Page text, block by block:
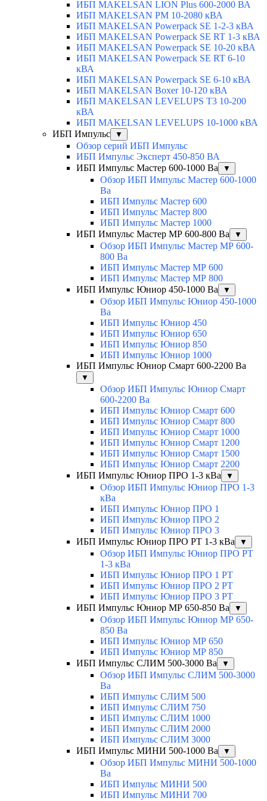
ИБП MAKELSAN LION Plus 600-2000 ВА
ИБП MAKELSAN PM 10-2080 кВА
ИБП MAKELSAN Powerpack SE 1-2-3 кВА
ИБП MAKELSAN Powerpack SE RT 1-3 кВА
ИБП MAKELSAN Powerpack SE 10-20 кВА
ИБП MAKELSAN Powerpack SE RT 6-10
кВА
ИБП MAKELSAN Powerpack SE 6-10 кВА
ИБП MAKELSAN Boxer 10-120 кВА
ИБП MAKELSAN LEVELUPS T3 10-200
кВА
ИБП MAKELSAN LEVELUPS 10-1000 кВА
ИБП Импульс
▼
Обзор серий ИБП Импульс
ИБП Импульс Эксперт 450-850 ВА
ИБП Импульс Мастер 600-1000 Ва
▼
Обзор ИБП Импульс Мастер 600-1000
Ва
ИБП Импульс Мастер 600
ИБП Импульс Мастер 800
ИБП Импульс Мастер 1000
ИБП Импульс Мастер МР 600-800 Ва
▼
Обзор ИБП Импульс Мастер МР 600-
800 Ва
ИБП Импульс Мастер МР 600
ИБП Импульс Мастер МР 800
ИБП Импульс Юниор 450-1000 Ва
▼
Обзор ИБП Импульс Юниор 450-1000
Ва
ИБП Импульс Юниор 450
ИБП Импульс Юниор 650
ИБП Импульс Юниор 850
ИБП Импульс Юниор 1000
ИБП Импульс Юниор Смарт 600-2200 Ва
▼
Обзор ИБП Импульс Юниор Смарт
600-2200 Ва
ИБП Импульс Юниор Смарт 600
ИБП Импульс Юниор Смарт 800
ИБП Импульс Юниор Смарт 1000
ИБП Импульс Юниор Смарт 1200
ИБП Импульс Юниор Смарт 1500
ИБП Импульс Юниор Смарт 2200
ИБП Импульс Юниор ПРО 1-3 кВа
▼
Обзор ИБП Импульс Юниор ПРО 1-3
кВа
ИБП Импульс Юниор ПРО 1
ИБП Импульс Юниор ПРО 2
ИБП Импульс Юниор ПРО 3
ИБП Импульс Юниор ПРО РТ 1-3 кВа
▼
Обзор ИБП Импульс Юниор ПРО РТ
1-3 кВа
ИБП Импульс Юниор ПРО 1 РТ
ИБП Импульс Юниор ПРО 2 РТ
ИБП Импульс Юниор ПРО 3 РТ
ИБП Импульс Юниор МР 650-850 Ва
▼
Обзор ИБП Импульс Юниор МР 650-
850 Ва
ИБП Импульс Юниор МР 650
ИБП Импульс Юниор МР 850
ИБП Импульс СЛИМ 500-3000 Ва
▼
Обзор ИБП Импульс СЛИМ 500-3000
Ва
ИБП Импульс СЛИМ 500
ИБП Импульс СЛИМ 750
ИБП Импульс СЛИМ 1000
ИБП Импульс СЛИМ 2000
ИБП Импульс СЛИМ 3000
ИБП Импульс МИНИ 500-1000 Ва
▼
Обзор ИБП Импульс МИНИ 500-1000
Ва
ИБП Импульс МИНИ 500
ИБП Импульс МИНИ 700